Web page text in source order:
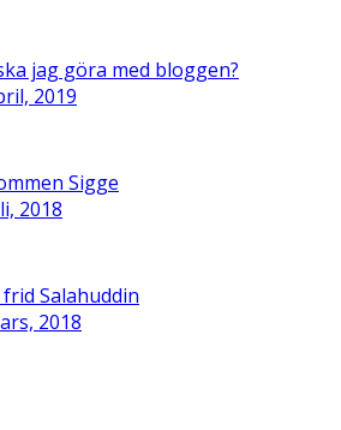
jag göra med bloggen?
2019
Sigge
2018
frid Salahuddin
2018